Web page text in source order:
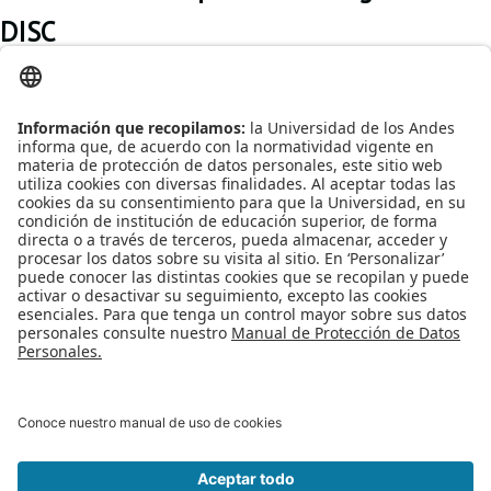
DISC
la investigación, el
Departamento de
Ingeniería de Sistemas
y Computación, invita a
todos los estudiantes a
las presentaciones de
los Grupos de
Investigación.
Publicado en Noticias
Etiquetado bajo
Retiro voluntario
Transferencia
Tarifas
Grado